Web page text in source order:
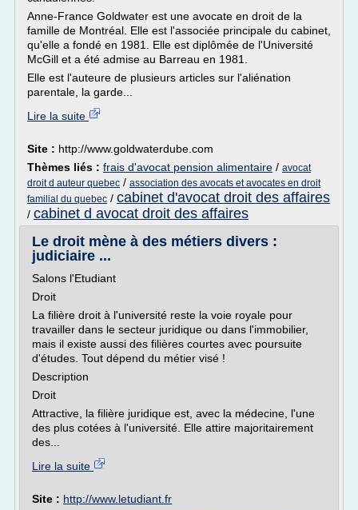
Anne-France Goldwater est une avocate en droit de la
famille de Montréal. Elle est l'associée principale du cabinet,
qu'elle a fondé en 1981. Elle est diplômée de l'Université
McGill et a été admise au Barreau en 1981.
Elle est l'auteure de plusieurs articles sur l'aliénation
parentale, la garde...
Lire la suite
Site : http://www.goldwaterdube.com
Thèmes liés : frais d'avocat pension alimentaire / avocat
droit d auteur quebec / association des avocats et avocates en droit
familial du quebec / cabinet d'avocat droit des affaires
/ cabinet d avocat droit des affaires
Le droit mène à des métiers divers :
judiciaire ...
Salons l'Etudiant
Droit
La filière droit à l'université reste la voie royale pour
travailler dans le secteur juridique ou dans l'immobilier,
mais il existe aussi des filières courtes avec poursuite
d'études. Tout dépend du métier visé !
Description
Droit
Attractive, la filière juridique est, avec la médecine, l'une
des plus cotées à l'université. Elle attire majori­tairement
des...
Lire la suite
Site : http://www.letudiant.fr